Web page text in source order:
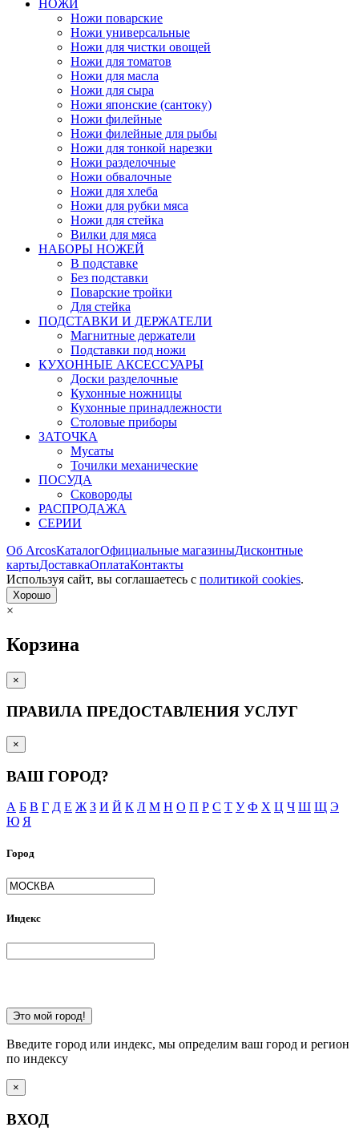
НОЖИ
Ножи поварские
Ножи универсальные
Ножи для чистки овощей
Ножи для томатов
Ножи для масла
Ножи для сыра
Ножи японские (сантоку)
Ножи филейные
Ножи филейные для рыбы
Ножи для тонкой нарезки
Ножи разделочные
Ножи обвалочные
Ножи для хлеба
Ножи для рубки мяса
Ножи для стейка
Вилки для мяса
НАБОРЫ НОЖЕЙ
В подставке
Без подставки
Поварские тройки
Для стейка
ПОДСТАВКИ И ДЕРЖАТЕЛИ
Магнитные держатели
Подставки под ножи
КУХОННЫЕ АКСЕССУАРЫ
Доски разделочные
Кухонные ножницы
Кухонные принадлежности
Столовые приборы
ЗАТОЧКА
Мусаты
Точилки механические
ПОСУДА
Сковороды
РАСПРОДАЖА
СЕРИИ
Об ArcosКаталогОфициальные магазиныДисконтные
картыДоставкаОплатаКонтакты
Используя сайт, вы согла­шаетесь с политикой cookies.
Хорошо
×
Корзина
×
ПРАВИЛА ПРЕДОСТАВЛЕНИЯ УСЛУГ
×
ВАШ ГОРОД?
А Б В Г Д Е Ж З И Й К Л М Н О П Р С Т У Ф Х Ц Ч Ш Щ Э
Ю Я
Город
Индекс
Это мой город!
Введите город или индекс, мы определим ваш город и регион
по индексу
×
ВХОД